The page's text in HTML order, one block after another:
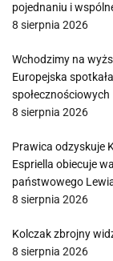
pojednaniu i
8 sierpnia 2026
Wchodzimy na
Europejska
społecznościowych
8 sierpnia 2026
Prawica odzyskuje
Espriella obiecuje
państwowego
8 sierpnia 2026
Kolczak zbrojny
8 sierpnia 2026